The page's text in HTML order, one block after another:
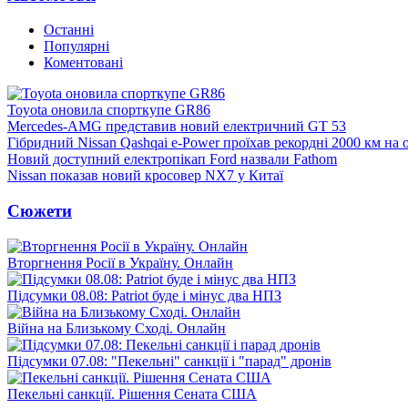
Останні
Популярні
Коментовані
Toyota оновила спорткупе GR86
Mercedes-AMG представив новий електричний GT 53
Гібридний Nissan Qashqai e-Power проїхав рекордні 2000 км на
Новий доступний електропікап Ford назвали Fathom
Nissan показав новий кросовер NX7 у Китаї
Сюжети
Вторгнення Росії в Україну. Онлайн
Підсумки 08.08: Patriot буде і мінус два НПЗ
Війна на Близькому Сході. Онлайн
Підсумки 07.08: "Пекельні" санкції і "парад" дронів
Пекельні санкції. Рішення Сената США